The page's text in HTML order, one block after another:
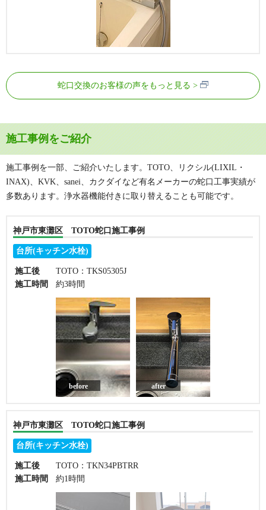
蛇口交換のお客様の声をもっと見る
施工事例をご紹介
施工事例を一部、ご紹介いたします。TOTO、リクシル(LIXIL・
INAX)、KVK、sanei、カクダイなど有名メーカーの蛇口工事実績が
多数あります。浄水器機能付きに取り替えることも可能です。
神戸市東灘区 TOTO蛇口施工事例
台所(キッチン水栓)
施工後
TOTO：TKS05305J
施工時間
約3時間
before after
神戸市東灘区 TOTO蛇口施工事例
台所(キッチン水栓)
施工後
TOTO：TKN34PBTRR
施工時間
約1時間